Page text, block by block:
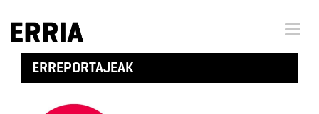
Menu
ERREPORTAJEAK